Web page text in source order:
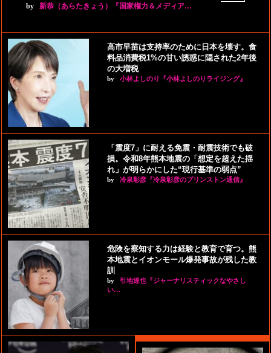
by 新恭（あらたきょう）『国家権力＆メディア…
高市早苗は支持率のために日本を壊す。食
料品消費税1%の甘い誘惑に隠された2年後
の大増税
by 小林よしのり『小林よしのりライジング』
「震度7」に耐える免震・耐震技術でも破
損。令和8年熊本地震の「想定を超えた揺
れ」が明らかにした“現行基準の弱点”
by 冷泉彰彦『冷泉彰彦のプリンストン通信』
危険を察知する力は経験と教育で育つ。熊
本地震とイオンモール爆発事故が残した教
訓
by
引地達也『ジャーナリスティックなやさし
い…